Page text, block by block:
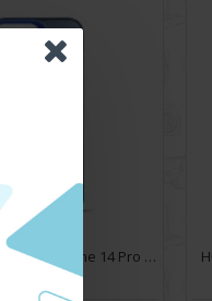
Husa spate pentru iPhone 14 Pro Max- Glace case Albastru